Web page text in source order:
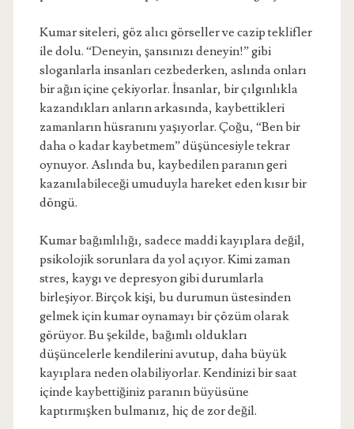
Kumar siteleri, göz alıcı görseller ve cazip teklifler
ile dolu. “Deneyin, şansınızı deneyin!” gibi
sloganlarla insanları cezbederken, aslında onları
bir ağın içine çekiyorlar. İnsanlar, bir çılgınlıkla
kazandıkları anların arkasında, kaybettikleri
zamanların hüsranını yaşıyorlar. Çoğu, “Ben bir
daha o kadar kaybetmem” düşüncesiyle tekrar
oynuyor. Aslında bu, kaybedilen paranın geri
kazanılabileceği umuduyla hareket eden kısır bir
döngü.
Kumar bağımlılığı, sadece maddi kayıplara değil,
psikolojik sorunlara da yol açıyor. Kimi zaman
stres, kaygı ve depresyon gibi durumlarla
birleşiyor. Birçok kişi, bu durumun üstesinden
gelmek için kumar oynamayı bir çözüm olarak
görüyor. Bu şekilde, bağımlı oldukları
düşüncelerle kendilerini avutup, daha büyük
kayıplara neden olabiliyorlar. Kendinizi bir saat
içinde kaybettiğiniz paranın büyüsüne
kaptırmışken bulmanız, hiç de zor değil.